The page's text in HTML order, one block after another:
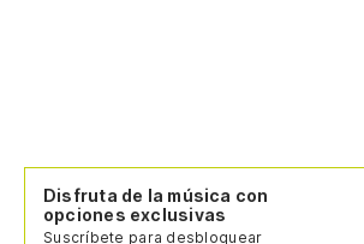
Disfruta de la música con
opciones exclusivas
Suscríbete para desbloquear